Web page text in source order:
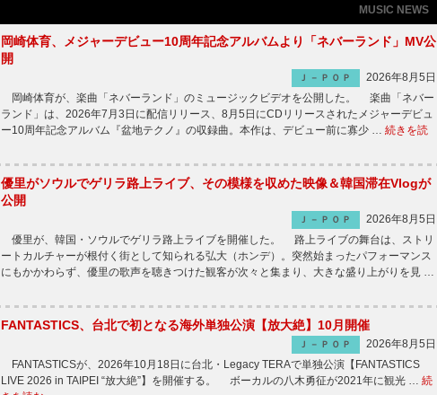
MUSIC NEWS
岡崎体育、メジャーデビュー10周年記念アルバムより「ネバーランド」MV公
開
Ｊ－ＰＯＰ
2026年8月5日
岡崎体育が、楽曲「ネバーランド」のミュージックビデオを公開した。 楽曲「ネバー
ランド」は、2026年7月3日に配信リリース、8月5日にCDリリースされたメジャーデビュ
ー10周年記念アルバム『盆地テクノ』の収録曲。本作は、デビュー前に寡少 … 続きを読
優里がソウルでゲリラ路上ライブ、その模様を収めた映像＆韓国滞在Vlogが
公開
Ｊ－ＰＯＰ
2026年8月5日
優里が、韓国・ソウルでゲリラ路上ライブを開催した。 路上ライブの舞台は、ストリ
ートカルチャーが根付く街として知られる弘大（ホンデ）。突然始まったパフォーマンス
にもかかわらず、優里の歌声を聴きつけた観客が次々と集まり、大きな盛り上がりを見 …
FANTASTICS、台北で初となる海外単独公演【放大絶】10月開催
Ｊ－ＰＯＰ
2026年8月5日
FANTASTICSが、2026年10月18日に台北・Legacy TERAで単独公演【FANTASTICS
LIVE 2026 in TAIPEI “放大絶”】を開催する。 ボーカルの八木勇征が2021年に観光 … 続